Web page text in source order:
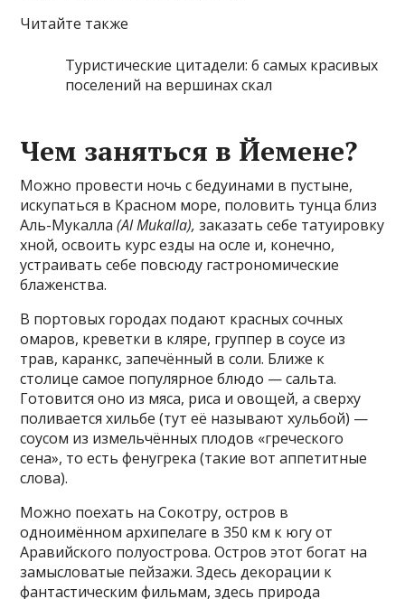
Читайте также
Туристические цитадели: 6 самых красивых
поселений на вершинах скал
Чем заняться в Йемене?
Можно провести ночь с бедуинами в пустыне,
искупаться в Красном море, половить тунца близ
Аль-Мукалла (Al Mukalla),заказать себе татуировку
хной, освоить курс езды на осле и, конечно,
устраивать себе повсюду гастрономические
блаженства.
В портовых городах подают красных сочных
омаров, креветки в кляре, группер в соусе из
трав, каранкс, запечённый в соли. Ближе к
столице самое популярное блюдо — сальта.
Готовится оно из мяса, риса и овощей, а сверху
поливается хильбе (тут её называют хульбой) —
соусом из измельчённых плодов «греческого
сена», то есть фенугрека (такие вот аппетитные
слова).
Можно поехать на Сокотру, остров в
одноимённом архипелаге в 350 км к югу от
Аравийского полуострова. Остров этот богат на
замысловатые пейзажи. Здесь декорации к
фантастическим фильмам, здесь природа